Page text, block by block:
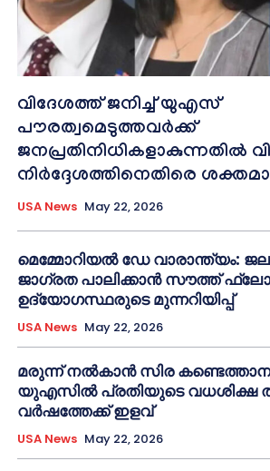
വിദേശത്ത് ജനിച്ച് യുഎസ്
പൗരത്വമെടുത്തവർക്ക്
ജനപ്രതിനിധികളാകുന്നതിൽ
നിർദ്ദേശത്തിനെതിരെ
USA News May 22, 2026
മെമ്മോറിയൽ ഡേ വാരാന്ത്യം:
ജാഗ്രത പാലിക്കാൻ സൗത്ത്
ഉദ്യോഗസ്ഥരുടെ മുന്നറിയിപ്പ്
USA News May 22, 2026
മരുന്ന് നൽകാൻ സിര
യുഎസിൽ പ്രതിയുടെ വധശിക്ഷ
വർഷത്തേക്ക് ഇളവ്
USA News May 22, 2026